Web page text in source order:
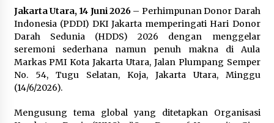
Festival Lembah Baliem Perkuat
Ekonomi Masyarakat Papua
Pegunungan
8 Agustus 2026
untuk Kesehatan Pencernaan
Jakarta Utara, 14 Juni 2026 – Perhimpunan Donor Darah
Indonesia (PDDI) DKI Jakarta memperingati Hari Donor
Darah Sedunia (HDDS) 2026 dengan menggelar
seremoni sederhana namun penuh makna di Aula
Markas PMI Kota Jakarta Utara, Jalan Plumpang Semper
No. 54, Tugu Selatan, Koja, Jakarta Utara, Minggu
(14/6/2026).
Mengusung tema global yang ditetapkan Organisasi